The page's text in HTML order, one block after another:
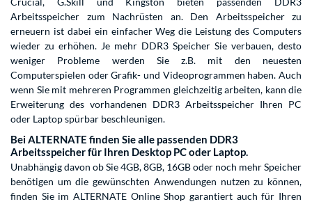
Arbeitsspeicher zum Nachrüsten an. Den Arbeitsspeicher zu
erneuern ist dabei ein einfacher Weg die Leistung des Computers
wieder zu erhöhen. Je mehr DDR3 Speicher Sie verbauen, desto
weniger Probleme werden Sie z.B. mit den neuesten
Computerspielen oder Grafik- und Videoprogrammen haben. Auch
wenn Sie mit mehreren Programmen gleichzeitig arbeiten, kann die
Erweiterung des vorhandenen DDR3 Arbeitsspeicher Ihren PC
oder Laptop spürbar beschleunigen.
Bei ALTERNATE finden Sie alle passenden DDR3
Arbeitsspeicher für Ihren Desktop PC oder Laptop.
Unabhängig davon ob Sie 4GB, 8GB, 16GB oder noch mehr Speicher
benötigen um die gewünschten Anwendungen nutzen zu können,
finden Sie im ALTERNATE Online Shop garantiert auch für Ihren